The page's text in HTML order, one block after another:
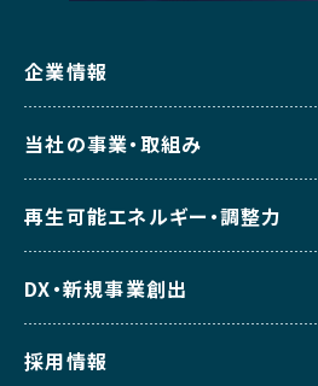
企業情報
当社の事業・取組み
再生可能エネルギー・調整力
DX・新規事業創出
採用情報